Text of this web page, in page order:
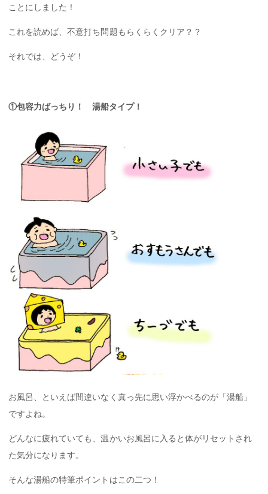
ことにしました！
これを読めば、不意打ち問題もらくらくクリア？？
それでは、どうぞ！
①包容力ばっちり！ 湯船タイプ！
お風呂、といえば間違いなく真っ先に思い浮かべるのが「湯船」
ですよね。
どんなに疲れていても、温かいお風呂に入ると体がリセットされ
た気分になります。
そんな湯船の特筆ポイントはこの二つ！